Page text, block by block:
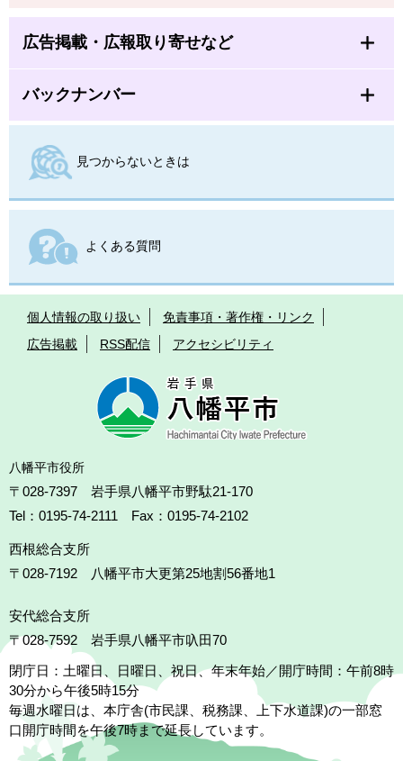
広告掲載・広報取り寄せなど
バックナンバー
見つからないときは
よくある質問
個人情報の取り扱い
免責事項・著作権・リンク
広告掲載
RSS配信 アクセシビリティ
八幡平市役所
〒028-7397 岩手県八幡平市野駄21-170
Tel：0195-74-2111 Fax：0195-74-2102
西根総合支所
〒028-7192
八幡平市大更第25地割56番地1
安代総合支所
〒028-7592
岩手県八幡平市叺田70
閉庁日：土曜日、日曜日、祝日、年末年始／開庁時間：午前8時
30分から午後5時15分
毎週水曜日は、本庁舎(市民課、税務課、上下水道課)の一部窓
口開庁時間を午後7時まで延長しています。